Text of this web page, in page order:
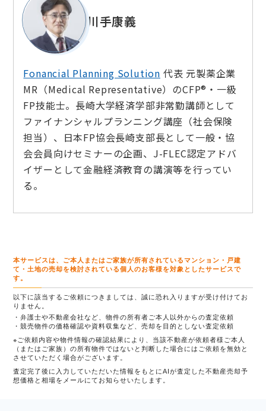
川手康義
Fonancial Planning Solution 代表 元製薬企業
MR（Medical Representative）のCFP®・一級
FP技能士。長崎大学経済学部非常勤講師として
ファイナンシャルプランニング講座（社会保険
担当）、日本FP協会長崎支部長として一般・協
会会員向けセミナーの企画、J-FLEC認定アドバ
イザーとして金融経済教育の講演等を行ってい
る。
本サービスは、ご本人またはご家族が所有されているマンション・戸建
て・土地の売却を検討されている個人のお客様を対象としたサービスで
す。
以下に該当するご依頼につきましては、誠に恐れ入りますが受け付けてお
りません。
弁護士や不動産会社など、物件の所有者ご本人以外からの査定依頼
競売物件の価格確認や資料収集など、売却を目的としない査定依頼
※ご依頼内容や物件情報の確認結果により、当該不動産が依頼者様ご本人
（またはご家族）の所有物件ではないと判断した場合にはご依頼を無効と
させていただく場合がございます。
査定完了後に入力していただいた情報をもとにAIが査定した不動産売却予
想価格と相場をメールにてお知らせいたします。